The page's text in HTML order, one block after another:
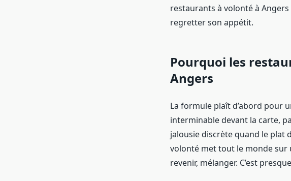
restaurants à volonté à
regretter son appétit.
Pourquoi les
Angers
La formule plaît d’abord pour
interminable devant la carte,
jalousie discrète quand le plat
volonté met tout le monde sur
revenir, mélanger. C’est